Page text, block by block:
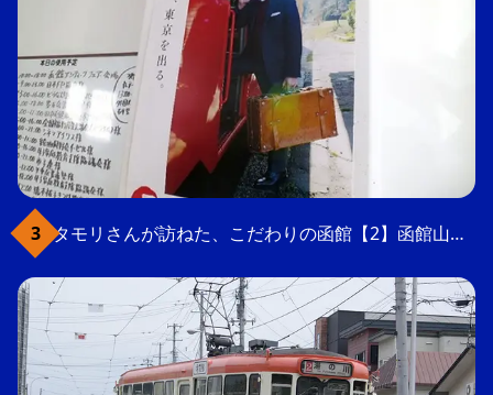
タモリさんが訪ねた、こだわりの函館【2】函館山の軍事要塞跡